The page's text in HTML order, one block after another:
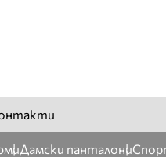
Дамски панталони